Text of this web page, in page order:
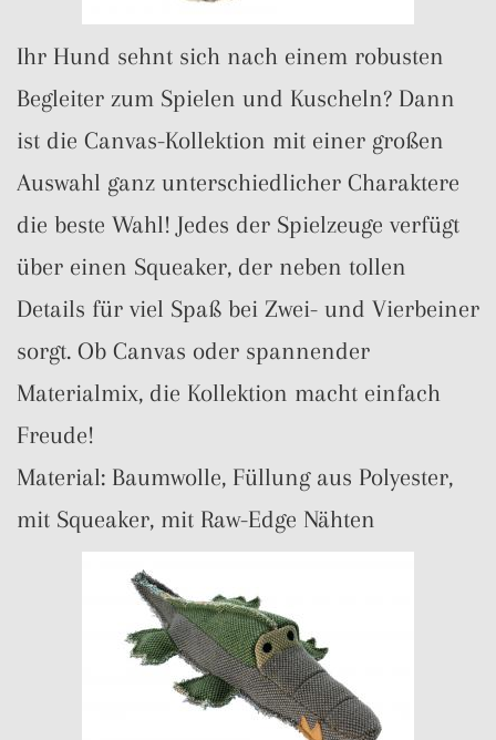
Ihr Hund sehnt sich nach einem robusten
Begleiter zum Spielen und Kuscheln? Dann
ist die Canvas-Kollektion mit einer großen
Auswahl ganz unterschiedlicher Charaktere
die beste Wahl! Jedes der Spielzeuge verfügt
über einen Squeaker, der neben tollen
Details für viel Spaß bei Zwei- und Vierbeiner
sorgt. Ob Canvas oder spannender
Materialmix, die Kollektion macht einfach
Freude!
Material: Baumwolle, Füllung aus Polyester,
mit Squeaker, mit Raw-Edge Nähten